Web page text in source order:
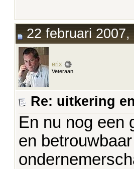
22 februari 2007,
erix
Veteraan
Re: uitkering
En nu nog een
en